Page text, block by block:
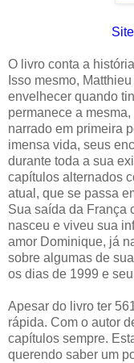
Site
O livro conta a
Isso mesmo,
envelhecer quando
permanece a
narrado em primeira
imensa vida, seus
durante toda a sua
capítulos alternados
atual, que se passa
Sua saída da França
nasceu e viveu sua
amor Dominique, já
sobre algumas de
os dias de 1999 e
Apesar do livro ter
rápida. Com o autor
capítulos sempre.
querendo saber um